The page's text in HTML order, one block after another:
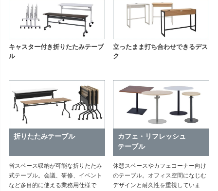
キャスター付き折りたたみテーブ
ル
立ったまま打ち合わせできるデス
ク
折りたたみテーブル
省スペース収納が可能な折りたたみ
式テーブル。会議、研修、イベント
など多目的に使える業務用仕様で
カフェ・リフレッシュ
テーブル
休憩スペースやカフェコーナー向け
のテーブル。オフィス空間になじむ
デザインと耐久性を重視していま